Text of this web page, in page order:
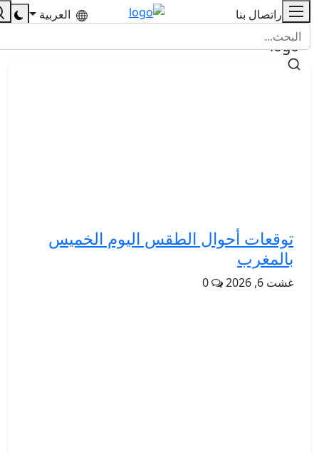
للإشهار اتصال بنا العربية
توقعات أحوال الطقس اليوم الخميس
بالمغرب
غشت 6, 2026 0